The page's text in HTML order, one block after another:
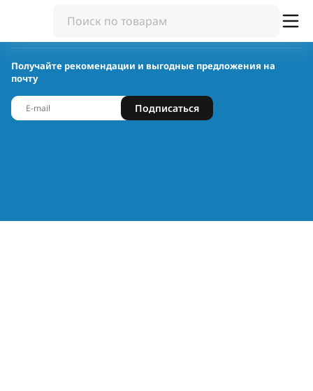
Получайте рекомендации и выгодные предложения на
почту
Подписаться